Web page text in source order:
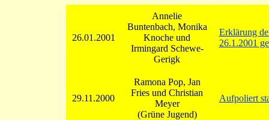
26.01.2001
Annelie
Buntenbach, Monika
Knoche und
Irmingard Schewe-
Gerigk
Erklärung
26.1.2001
29.11.2000
Ramona Pop, Jan
Fries und Christian
Meyer
(Grüne Jugend)
Aufpoliert